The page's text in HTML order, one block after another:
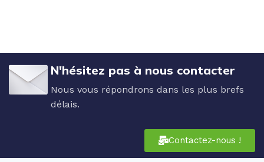
N'hésitez pas à nous contacter
Nous vous répondrons dans les plus brefs
délais.
Contactez-nous !